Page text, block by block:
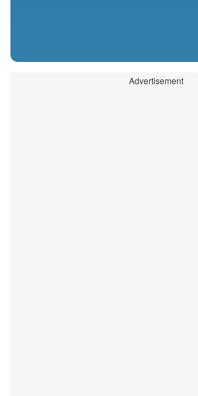
Advertisement